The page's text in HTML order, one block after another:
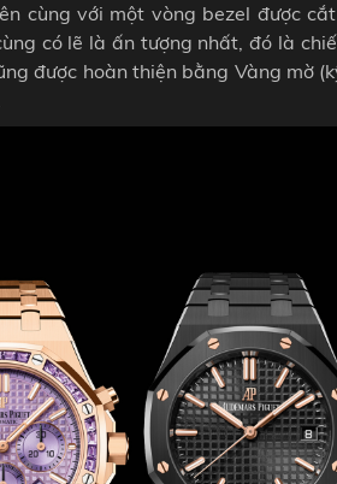
cùng với một vòng bezel được
có lẽ là ấn tượng nhất, đó là
được hoàn thiện bằng Vàng mờ